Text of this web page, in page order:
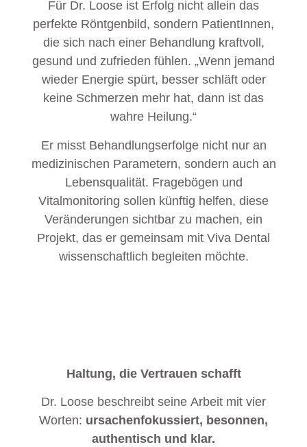
Für Dr. Loose ist Erfolg nicht allein das
perfekte Röntgenbild, sondern PatientInnen,
die sich nach einer Behandlung kraftvoll,
gesund und zufrieden fühlen. „Wenn jemand
wieder Energie spürt, besser schläft oder
keine Schmerzen mehr hat, dann ist das
wahre Heilung.“
Er misst Behandlungserfolge nicht nur an
medizinischen Parametern, sondern auch an
Lebensqualität. Fragebögen und
Vitalmonitoring sollen künftig helfen, diese
Veränderungen sichtbar zu machen, ein
Projekt, das er gemeinsam mit Viva Dental
wissenschaftlich begleiten möchte.
Haltung, die Vertrauen schafft
Dr. Loose beschreibt seine Arbeit mit vier
Worten: ursachenfokussiert, besonnen,
authentisch und klar.